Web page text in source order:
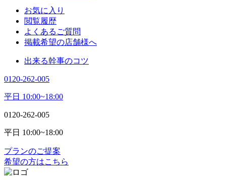
お気に入り
閲覧履歴
よくあるご質問
掲載希望の店舗様へ
出来る幹事のコツ
0120-262-005
平日 10:00~18:00
0120-262-005
平日 10:00~18:00
プランのご提案
希望の方はこちら